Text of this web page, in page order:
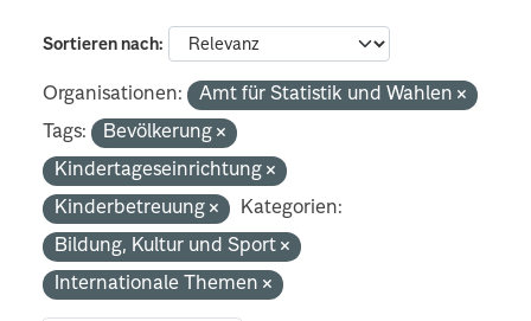
Sortieren nach
Organisationen:
Amt für Statistik und Wahlen
Tags:
Bevölkerung
Kindertageseinrichtung
Kinderbetreuung
Kategorien:
Bildung, Kultur und Sport
Internationale Themen